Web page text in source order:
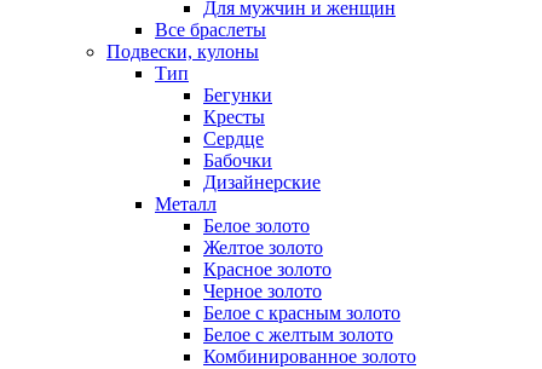
Для мужчин и женщин
Все браслеты
Подвески, кулоны
Тип
Бегунки
Кресты
Сердце
Бабочки
Дизайнерские
Металл
Белое золото
Желтое золото
Красное золото
Черное золото
Белое с красным золото
Белое с желтым золото
Комбинированное золото